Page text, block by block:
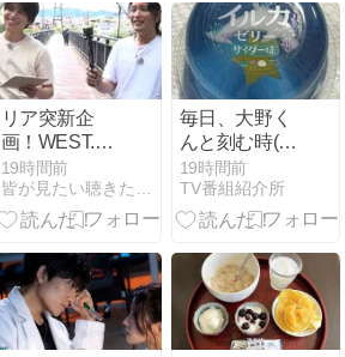
リア突新企
画！WEST.が
挑む“変リ
ア”の全貌
19時間前
毎日、大野く
んと刻む時(〃
▽〃)はや19
日・・・まだ
19日？しあわ
19時間前
TV番組紹介所